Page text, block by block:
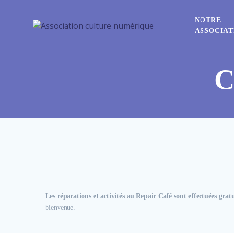
NOTRE
Les réparations et activités au Repair Café sont effectuées
bienvenue.